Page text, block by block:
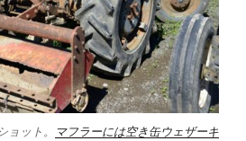
ョット。
マフラーには空き缶ウェザーキ